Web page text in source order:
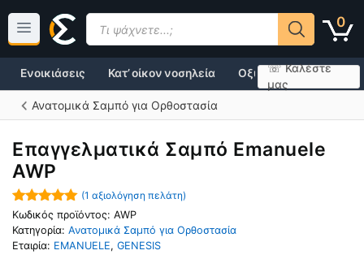
περιεχόμενο
0
Products
search
☏ Καλέστε
μας
Κατ’ οίκον νοσηλεία Οξυγονοθεραπεία
Ενοικιάσεις
Ανατομικά Σαμπό για Ορθοστασία
Επαγγελματικά Σαμπό Emanuele
AWP
5.00out of
5
(1 αξιολόγηση πελάτη)
Κωδικός προϊόντος: AWP
Κατηγορία: Ανατομικά Σαμπό για Ορθοστασία
Εταιρία: EMANUELE, GENESIS